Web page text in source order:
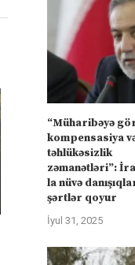
təhlükəsizlik
“Müharibəyə
kompensasiya
təhlükəsizlik
zəmanətləri”:
la nüvə
şərtlər qoyur
İyul 31, 2025